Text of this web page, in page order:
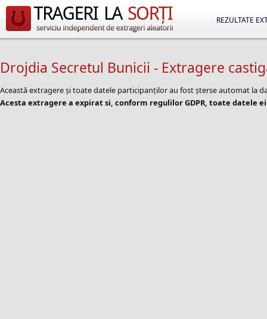
REZULTATE
Drojdia Secretul Bunicii - Extragere
Această extragere și toate datele participanților au fost șterse automat la
Acesta extragere a expirat si, conform regulilor GDPR, toate datele